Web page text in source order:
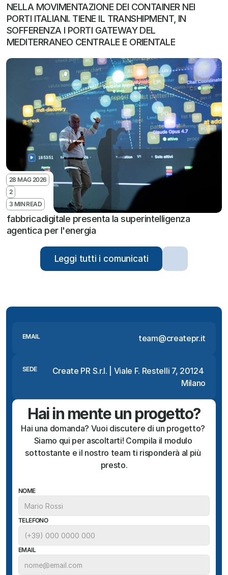
NELLA MOVIMENTAZIONE DEI CONTAINER NEI
PORTI ITALIANI. TIENE IL TRANSHIPMENT, IN
SOFFERENZA I PORTI GATEWAY DEL
MEDITERRANEO CENTRALE E ORIENTALE
28 MAG 2026
2
3 MIN READ
fabbricadigitale presenta la superintelligenza
agentica per l'energia
Leggi tutti i comunicati
EMAIL team@createpr.it
SEDE
Create PR S.r.l. | Viale F. Restelli 7, 20124
Milano
Hai in mente un progetto?
Hai una domanda? Vuoi discutere di un progetto?
Siamo qui per ascoltarti! Compila il modulo
sottostante e il nostro team ti risponderà al più
presto.
NOME
TELEFONO
EMAIL